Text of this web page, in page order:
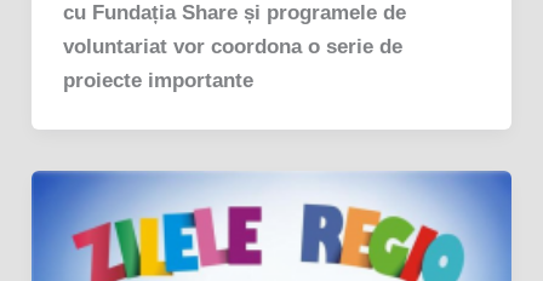
cu Fundația Share și programele de
voluntariat vor coordona o serie de
proiecte importante